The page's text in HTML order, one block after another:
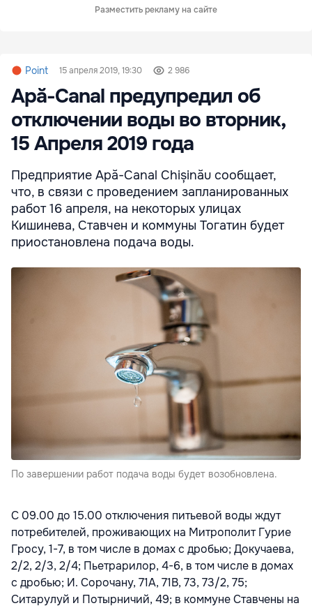
Разместить рекламу на сайте
Point 15 апреля 2019, 19:30 2 986
Apă-Canal предупредил об
отключении воды во вторник,
15 Апреля 2019 года
Предприятие Apă-Canal Chișinău сообщает,
что, в связи с проведением запланированных
работ 16 апреля, на некоторых улицах
Кишинева, Ставчен и коммуны Тогатин будет
приостановлена подача воды.
По завершении работ подача воды будет возобновлена.
С 09.00 до 15.00 отключения питьевой воды ждут
потребителей, проживающих на Митрополит Гурие
Гросу, 1-7, в том числе в домах с дробью; Докучаева,
2/2, 2/3, 2/4; Пьетрарилор, 4-6, в том числе в домах
с дробью; И. Сорочану, 71A, 71B, 73, 73/2, 75;
Ситарулуй и Потырничий, 49; в коммуне Ставчены на